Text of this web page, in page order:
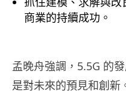
商業的持續成功。
孟晚舟強調，5.5G 的
是對未來的預見和創新